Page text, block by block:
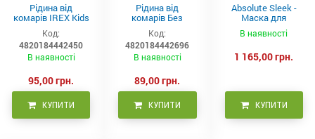
Рідина від
комарів IREX Kids
д/дітей (30 ночей),
20мл
Код:
4820184442450
В наявності
95,00 грн.
КУПИТИ
Рідина від
комарів Без
запаху IREX (30
ночей), 20мл
Код:
4820184442696
В наявності
89,00 грн.
КУПИТИ
Absolute Sleek -
Маска для
неслухняного
волосся 300 мл
В наявності
1 165,00 грн.
КУПИТИ